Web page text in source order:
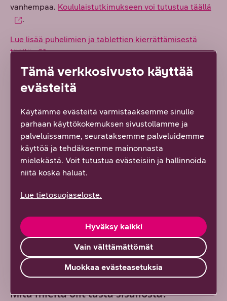
vanhempaa. Koululaistutkimukseen voi tutustua täällä
.
Lue lisää puhelimien ja tablettien kierrättämisestä
täältä.
Avainsanat:
Artikkelien toimitus
Mitä mieltä olit tästä sisällöstä?
Tämä verkkosivusto käyttää
evästeitä
Käytämme evästeitä varmistaaksemme sinulle
parhaan käyttökokemuksen sivustollamme ja
palveluissamme, seurataksemme palveluidemme
käyttöä ja tehdäksemme mainonnasta
mielekästä. Voit tutustua evästeisiin ja hallinnoida
niitä koska haluat.
Lue tietosuojaseloste.
Vain välttämättömät
Hyväksy kaikki
Muokkaa evästeasetuksia